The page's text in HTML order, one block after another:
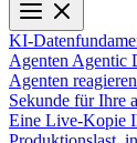
KI-
Agenten Agentic
Agenten
Sekunde für Ihre
Eine Live-Kopie